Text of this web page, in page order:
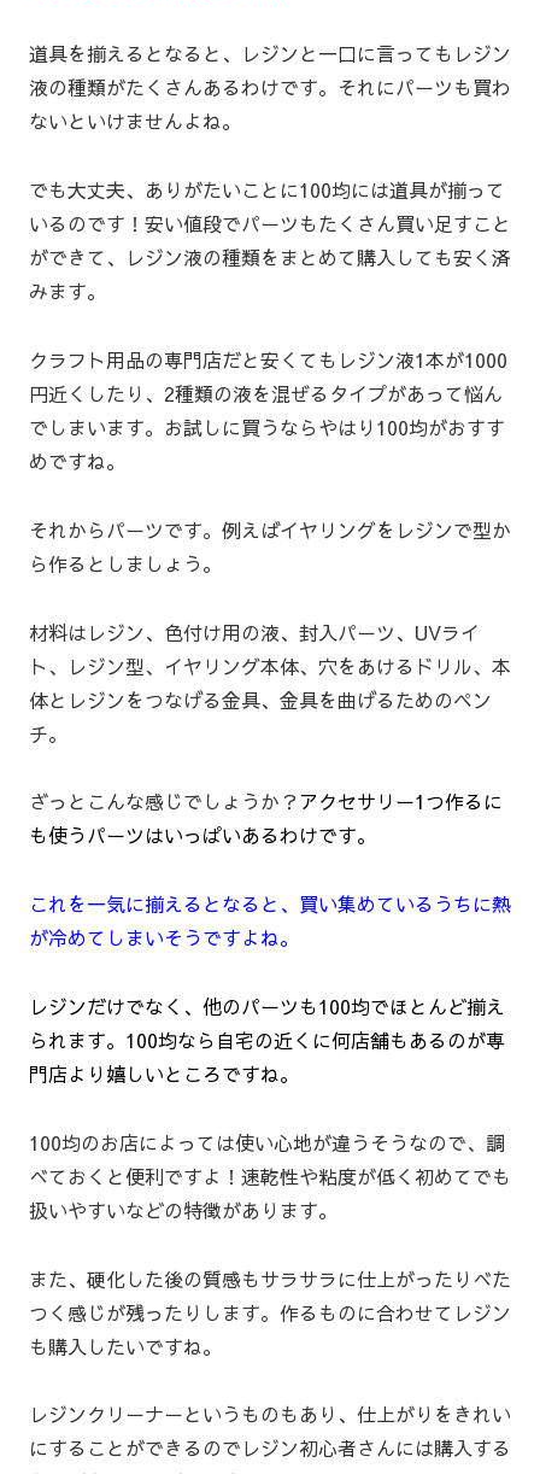
道具を揃えるとなると、レジンと一口に言ってもレジン
液の種類がたくさんあるわけです。それにパーツも買わ
ないといけませんよね。
でも大丈夫、ありがたいことに100均には道具が揃って
いるのです！安い値段でパーツもたくさん買い足すこと
ができて、レジン液の種類をまとめて購入しても安く済
みます。
クラフト用品の専門店だと安くてもレジン液1本が1000
円近くしたり、2種類の液を混ぜるタイプがあって悩ん
でしまいます。お試しに買うならやはり100均がおすす
めですね。
それからパーツです。例えばイヤリングをレジンで型か
ら作るとしましょう。
材料はレジン、色付け用の液、封入パーツ、UVライ
ト、レジン型、イヤリング本体、穴をあけるドリル、本
体とレジンをつなげる金具、金具を曲げるためのペン
チ。
ざっとこんな感じでしょうか？アクセサリー1つ作るに
も使うパーツはいっぱいあるわけです。
これを一気に揃えるとなると、買い集めているうちに熱
が冷めてしまいそうですよね。
レジンだけでなく、他のパーツも100均でほとんど揃え
られます。100均なら自宅の近くに何店舗もあるのが専
門店より嬉しいところですね。
100均のお店によっては使い心地が違うそうなので、調
べておくと便利ですよ！速乾性や粘度が低く初めてでも
扱いやすいなどの特徴があります。
また、硬化した後の質感もサラサラに仕上がったりべた
つく感じが残ったりします。作るものに合わせてレジン
も購入したいですね。
レジンクリーナーというものもあり、仕上がりをきれい
にすることができるのでレジン初心者さんには購入する